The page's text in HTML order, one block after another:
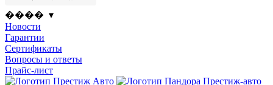
���� ▾
Новости
Гарантии
Сертификаты
Вопросы и ответы
Прайс-лист